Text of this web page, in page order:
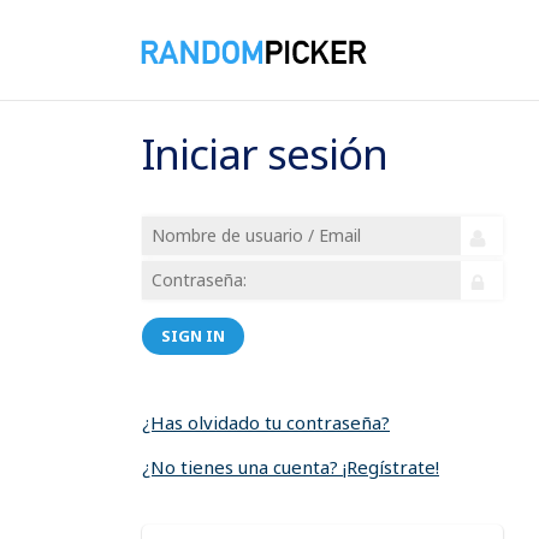
Iniciar sesión
SIGN IN
¿Has olvidado tu contraseña?
¿No tienes una cuenta? ¡Regístrate!